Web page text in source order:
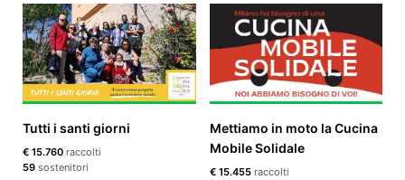
Tutti i santi giorni
€ 15.760 raccolti
59 sostenitori
Mettiamo in moto la Cucina
Mobile Solidale
€ 15.455 raccolti